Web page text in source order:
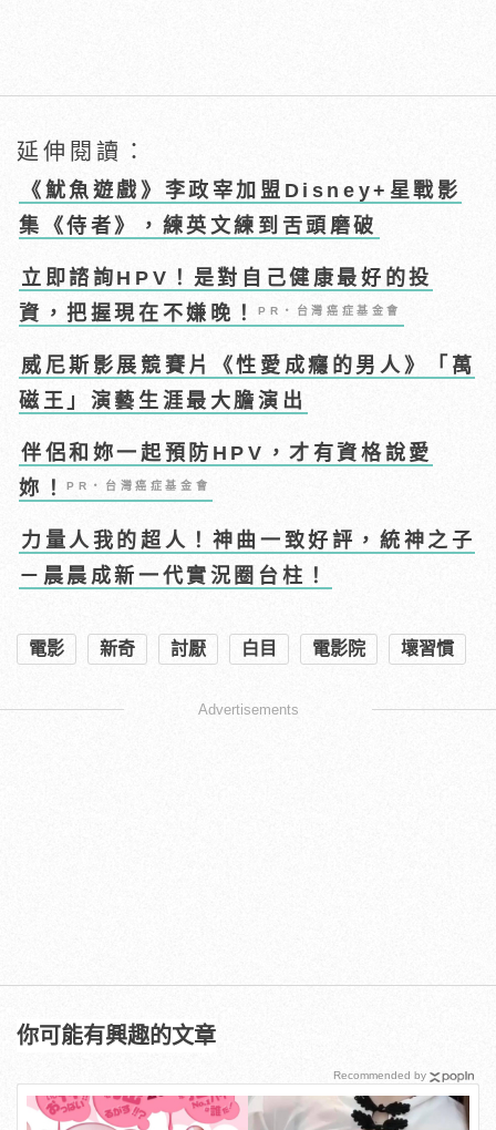
延伸閱讀：
《魷魚遊戲》李政宰加盟Disney+星戰影
集《侍者》，練英文練到舌頭磨破
立即諮詢HPV！是對自己健康最好的投
資，把握現在不嫌晚！PR・台灣癌症基金會
威尼斯影展競賽片《性愛成癮的男人》「萬
磁王」演藝生涯最大膽演出
伴侶和妳一起預防HPV，才有資格說愛
妳！PR・台灣癌症基金會
力量人我的超人！神曲一致好評，統神之子
－晨晨成新一代實況圈台柱！
電影 新奇 討厭 白目 電影院 壞習慣
Advertisements
你可能有興趣的文章
Recommended by